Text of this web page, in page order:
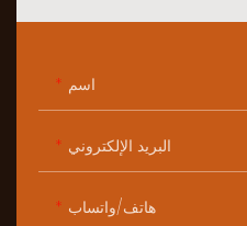
اسم
البريد الإلكتروني
هاتف/واتساب